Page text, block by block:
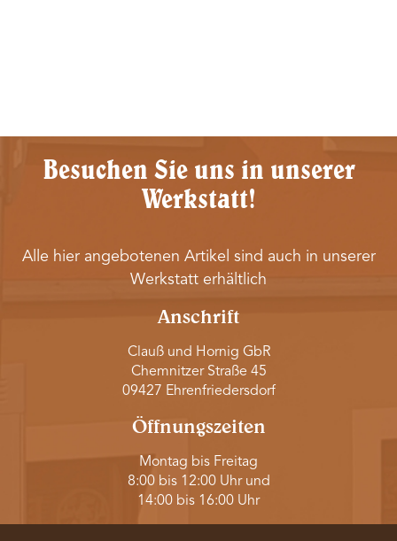
Besuchen Sie uns in unserer
Werkstatt!
Alle hier angebotenen Artikel sind auch in unserer
Werkstatt erhältlich
Anschrift
Clauß und Hornig GbR
Chemnitzer Straße 45
09427 Ehrenfriedersdorf
Öffnungszeiten
Montag bis Freitag
8:00 bis 12:00 Uhr und
14:00 bis 16:00 Uhr